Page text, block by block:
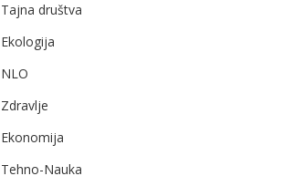
Tajna društva
Ekologija
NLO
Zdravlje
Ekonomija
Tehno-Nauka